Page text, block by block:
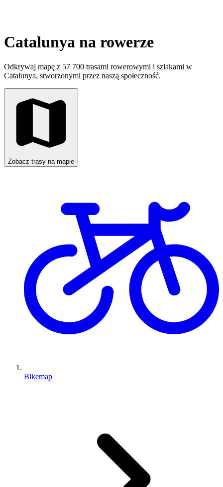
Catalunya na rowerze
Odkrywaj mapę z 57 700 trasami rowerowymi i szlakami w
Catalunya, stworzonymi przez naszą społeczność.
Zobacz trasy na mapie
Bikemap